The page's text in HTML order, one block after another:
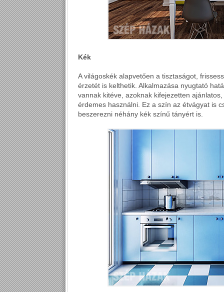
Kék
A világoskék alapvetően a tisztaságot,
érzetét is kelthetik. Alkalmazása nyugtató
vannak kitéve, azoknak kifejezetten
érdemes használni. Ez a szín az étvágyat is
beszerezni néhány kék színű tányért is.